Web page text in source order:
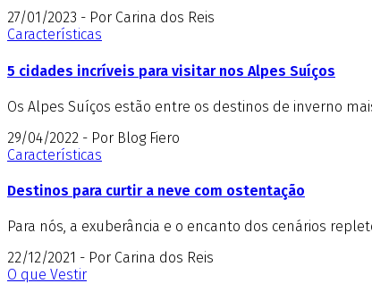
27/01/2023 - Por Carina dos Reis
Características
5 cidades incríveis para visitar nos Alpes Suíços
Os Alpes Suíços estão entre os destinos de inverno
29/04/2022 - Por Blog Fiero
Características
Destinos para curtir a neve com ostentação
Para nós, a exuberância e o encanto dos cenários
22/12/2021 - Por Carina dos Reis
O que Vestir